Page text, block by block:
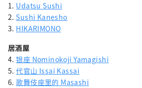
1. Udatsu Sushi
2. Sushi Kanesho
3. HIKARIMONO
居酒屋
4.银座 Nominokoji Yamagishi
5.代官山 Issai Kassai
6.歌舞伎座里的 Masashi